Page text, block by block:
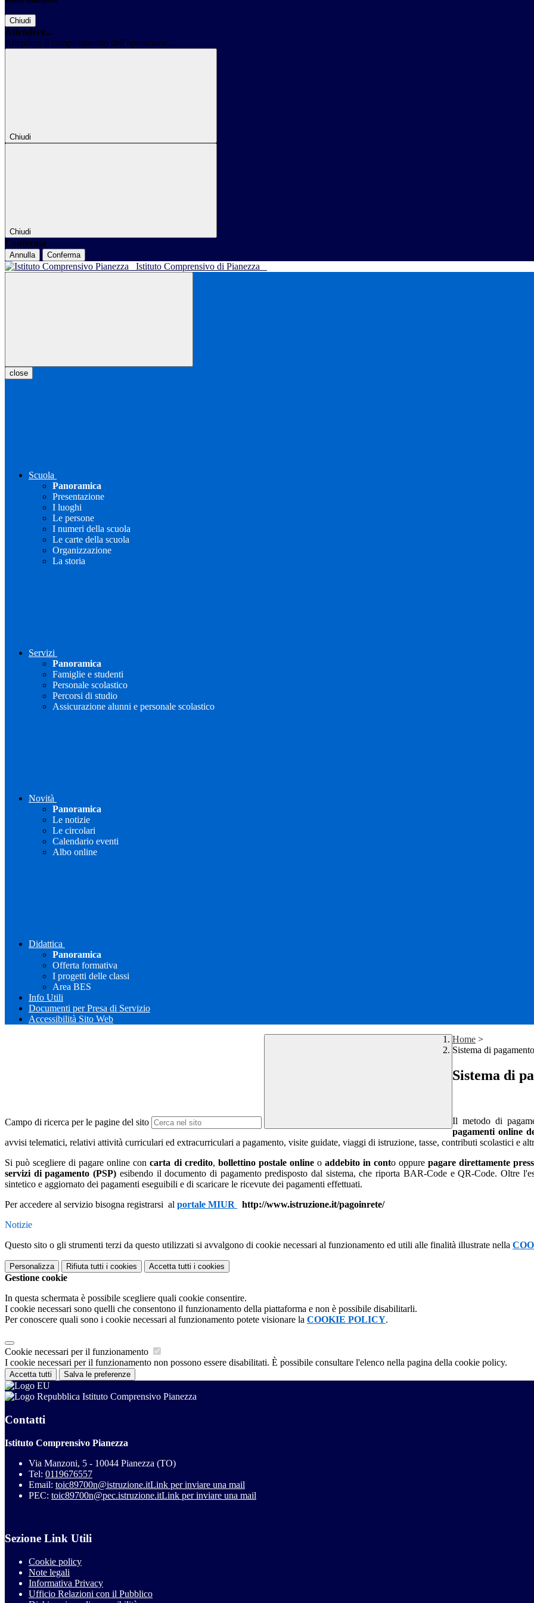
Chiudi
Attendere...
Attendere il completamento dell'operazione...
Chiudi
Chiudi
Conferma
Annulla Conferma
Istituto Comprensivo di Pianezza
close
Scuola
Panoramica
Presentazione
I luoghi
Le persone
I numeri della scuola
Le carte della scuola
Organizzazione
La storia
Servizi
Panoramica
Famiglie e studenti
Personale scolastico
Percorsi di studio
Assicurazione alunni e personale scolastico
Novità
Panoramica
Le notizie
Le circolari
Calendario eventi
Albo online
Didattica
Panoramica
Offerta formativa
I progetti delle classi
Area BES
Info Utili
Documenti per Presa di Servizio
Accessibilità Sito Web
Campo di ricerca per le pagine del sito
Home >
Sistema di
Sistema di
Il metodo di
pagamenti online
avvisi telematici, relativi attività curriculari ed extracurriculari a pagamento, visite guidate, viaggi di istruzione, tasse, contributi scolastici e
Si può scegliere di pagare online concarta di credito, bollettino postale onlineo addebito in conto oppure pagare direttamente
servizi di pagamento (PSP) esibendo il documento di pagamento predisposto dal sistema, che riporta BAR-Code e QR-Code. Oltre
sintetico e aggiornato dei pagamenti eseguibili e di scaricare le ricevute dei pagamenti effettuati.
Per accedere al servizio bisogna registrarsi al portale MIUR
http://www.istruzione.it/pagoinrete/
Notizie
Questo sito o gli strumenti terzi da questo utilizzati si avvalgono di cookie necessari al funzionamento ed utili alle finalità illustrate nella
Personalizza Rifiuta tutti i cookies Accetta tutti i cookies
Gestione cookie
In questa schermata è possibile scegliere quali cookie consentire.
I cookie necessari sono quelli che consentono il funzionamento della piattaforma e non è possibile disabilitarli.
Per conoscere quali sono i cookie necessari al funzionamento potete visionare la COOKIE POLICY.
Cookie necessari per il funzionamento
I cookie necessari per il funzionamento non possono essere disabilitati. È possibile consultare l'elenco nella pagina della cookie policy.
Accetta tutti Salva le preferenze
Istituto Comprensivo Pianezza
Contatti
Istituto Comprensivo Pianezza
Via Manzoni, 5 - 10044 Pianezza (TO)
Tel: 0119676557
Email: toic89700n@istruzione.itLink per inviare una mail
PEC: toic89700n@pec.istruzione.itLink per inviare una mail
Sezione Link Utili
Cookie policy
Note legali
Informativa Privacy
Ufficio Relazioni con il Pubblico